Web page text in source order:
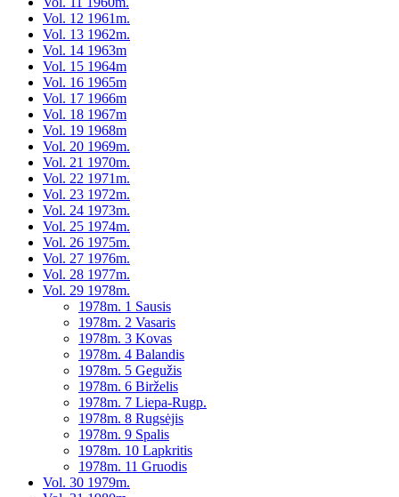
Vol. 12 1961m.
Vol. 13 1962m.
Vol. 14 1963m
Vol. 15 1964m
Vol. 16 1965m
Vol. 17 1966m
Vol. 18 1967m
Vol. 19 1968m
Vol. 20 1969m.
Vol. 21 1970m.
Vol. 22 1971m.
Vol. 23 1972m.
Vol. 24 1973m.
Vol. 25 1974m.
Vol. 26 1975m.
Vol. 27 1976m.
Vol. 28 1977m.
Vol. 29 1978m.
1978m. 1 Sausis
1978m. 2 Vasaris
1978m. 3 Kovas
1978m. 4 Balandis
1978m. 5 Gegužis
1978m. 6 Birželis
1978m. 7 Liepa-Rugp.
1978m. 8 Rugsėjis
1978m. 9 Spalis
1978m. 10 Lapkritis
1978m. 11 Gruodis
Vol. 30 1979m.